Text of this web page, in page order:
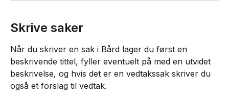
Skrive saker
Når du skriver en sak i Bård lager du først en
beskrivende tittel, fyller eventuelt på med en utvidet
beskrivelse, og hvis det er en vedtakssak skriver du
også et forslag til vedtak.